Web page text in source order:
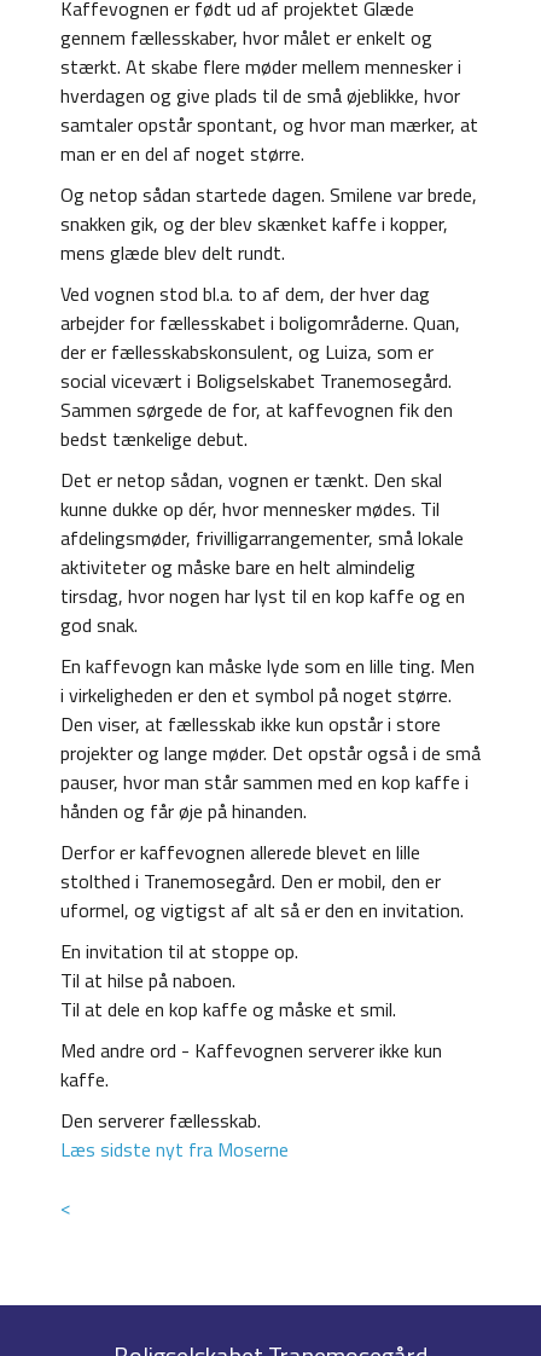
Kaffevognen er født ud af projektet Glæde
gennem fællesskaber, hvor målet er enkelt og
stærkt. At skabe flere møder mellem mennesker i
hverdagen og give plads til de små øjeblikke, hvor
samtaler opstår spontant, og hvor man mærker, at
man er en del af noget større.
Og netop sådan startede dagen. Smilene var brede,
snakken gik, og der blev skænket kaffe i kopper,
mens glæde blev delt rundt.
Ved vognen stod bl.a. to af dem, der hver dag
arbejder for fællesskabet i boligområderne. Quan,
der er fællesskabskonsulent, og Luiza, som er
social vicevært i Boligselskabet Tranemosegård.
Sammen sørgede de for, at kaffevognen fik den
bedst tænkelige debut.
Det er netop sådan, vognen er tænkt. Den skal
kunne dukke op dér, hvor mennesker mødes. Til
afdelingsmøder, frivilligarrangementer, små lokale
aktiviteter og måske bare en helt almindelig
tirsdag, hvor nogen har lyst til en kop kaffe og en
god snak.
En kaffevogn kan måske lyde som en lille ting. Men
i virkeligheden er den et symbol på noget større.
Den viser, at fællesskab ikke kun opstår i store
projekter og lange møder. Det opstår også i de små
pauser, hvor man står sammen med en kop kaffe i
hånden og får øje på hinanden.
Derfor er kaffevognen allerede blevet en lille
stolthed i Tranemosegård. Den er mobil, den er
uformel, og vigtigst af alt så er den en invitation.
En invitation til at stoppe op.
Til at hilse på naboen.
Til at dele en kop kaffe og måske et smil.
Med andre ord - Kaffevognen serverer ikke kun
kaffe.
Den serverer fællesskab.
Læs sidste nyt fra Moserne
<